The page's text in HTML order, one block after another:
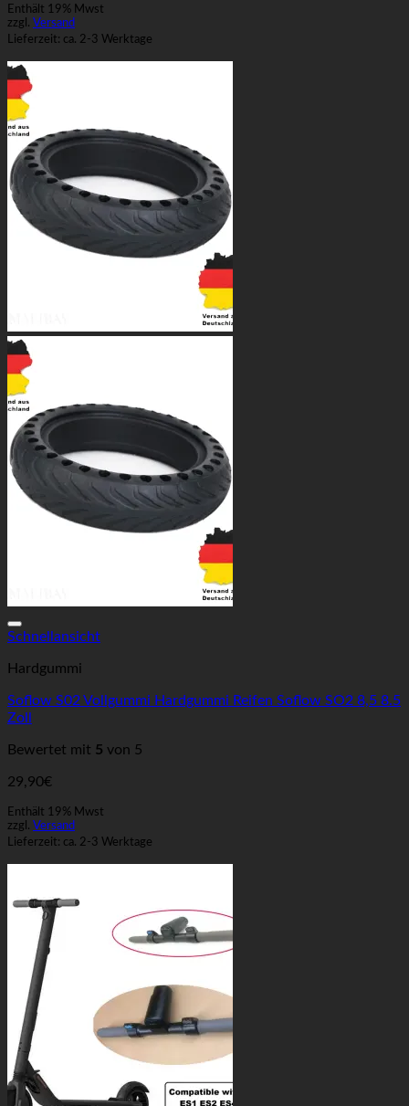
Enthält 19% Mwst
zzgl. Versand
Lieferzeit: ca. 2-3 Werktage
Schnellansicht
Hardgummi
Soflow S02 Vollgummi Hardgummi Reifen Soflow SO2 8,5 8.5
Zoll
Bewertet mit 5 von 5
29,90€
Enthält 19% Mwst
zzgl. Versand
Lieferzeit: ca. 2-3 Werktage